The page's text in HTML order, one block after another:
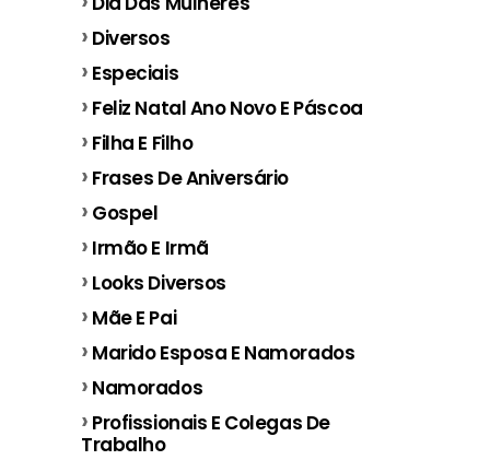
Diversos
Especiais
Feliz Natal Ano Novo E Páscoa
Filha E Filho
Frases De Aniversário
Gospel
Irmão E Irmã
Looks Diversos
Mãe E Pai
Marido Esposa E Namorados
Namorados
Profissionais E Colegas De
Trabalho